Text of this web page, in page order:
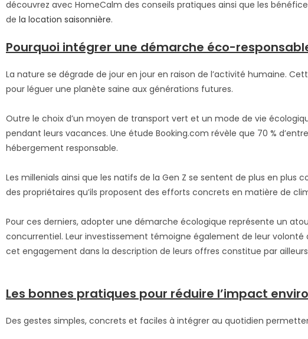
découvrez avec HomeCalm des conseils pratiques ainsi que les
de la location saisonnière.
Pourquoi intégrer une démarche éco-
La nature se dégrade de jour en jour en raison de l’activité humaine.
pour léguer une planète saine aux générations futures.
Outre le choix d’un moyen de transport vert et un mode de vie
pendant leurs vacances. Une étude Booking.com révèle que 70 %
hébergement responsable.
Les millenials ainsi que les natifs de la Gen Z se sentent de plus en
des propriétaires qu’ils proposent des efforts concrets en matière de
Pour ces derniers, adopter une démarche écologique représente un
concurrentiel. Leur investissement témoigne également de leur
cet engagement dans la description de leurs offres constitue par
Les bonnes pratiques pour réduire l’impact
Des gestes simples, concrets et faciles à intégrer au quotidien